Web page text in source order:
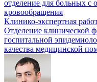
отделение для больных
кровообращения
Клинико-экспертная
Отделение клинической
госпитальной
качества медицинской